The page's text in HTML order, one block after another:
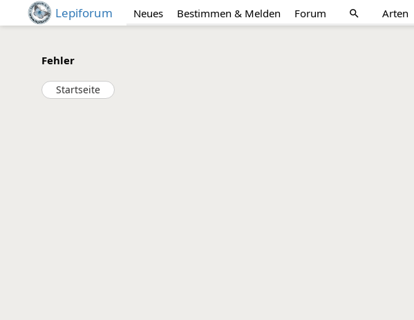
Lepiforum Neues Bestimmen & Melden Forum search Arten
Fehler
Startseite